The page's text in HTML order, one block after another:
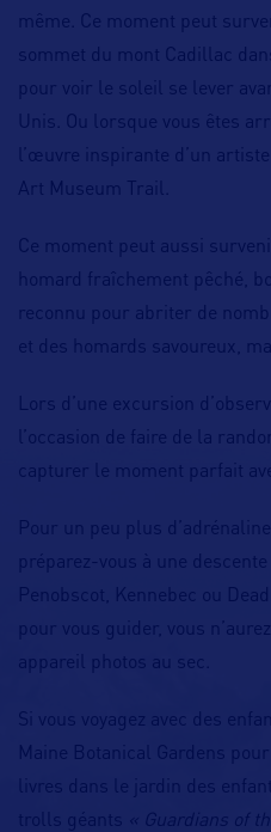
même. Ce moment peut
sommet du mont Cadillac
pour voir le soleil se lever
Unis. Ou lorsque vous êtes
l’œuvre inspirante d’un
Art Museum Trail.
Ce moment peut aussi
homard fraîchement pêché,
reconnu pour abriter de
et des homards savoureux,
Lors d’une excursion
l’occasion de faire de la
capturer le moment parfait
Pour un peu plus
préparez-vous à une
Penobscot, Kennebec ou
pour vous guider, vous
appareil photos au sec.
Si vous voyagez avec des
Maine Botanical Gardens
livres dans le jardin des
trolls géants
« Guardians of